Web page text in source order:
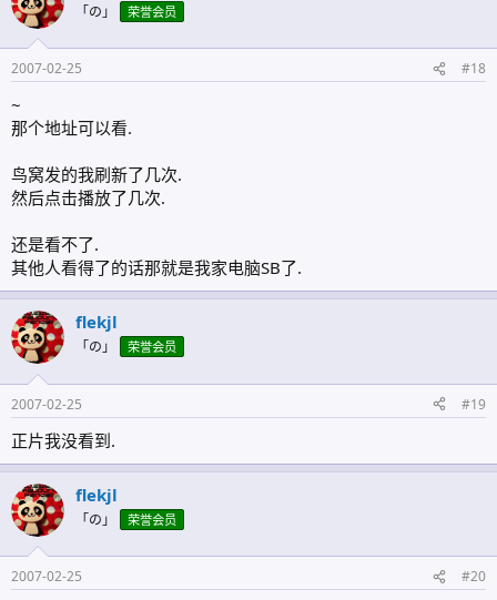
「の」 荣誉会员
2007-02-25 #18
~
那个地址可以看.
鸟窝发的我刷新了几次.
然后点击播放了几次.
还是看不了.
其他人看得了的话那就是我家电脑SB了.
flekjl
「の」 荣誉会员
2007-02-25 #19
正片我没看到.
flekjl
「の」 荣誉会员
2007-02-25 #20